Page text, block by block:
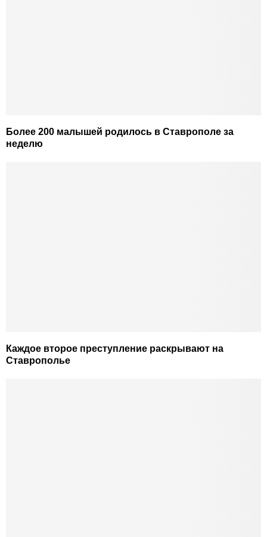
Более 200 малышей родилось в Ставрополе за
неделю
Каждое второе преступление раскрывают на
Ставрополье